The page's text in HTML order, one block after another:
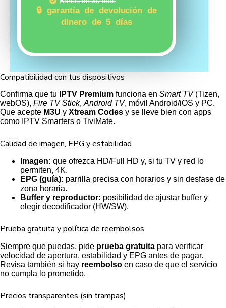
🔒 garantía de devolución de
dinero de 5 días
Compatibilidad con tus dispositivos
Confirma que tu IPTV Premium funciona en Smart TV(Tizen,
webOS), Fire TV Stick, Android TV, móvil Android/iOS y PC.
Que acepte M3U y Xtream Codes y se lleve bien con apps
como IPTV Smarters o TiviMate.
Calidad de imagen, EPG y estabilidad
Imagen: que ofrezca HD/Full HD y, si tu TV y red lo
permiten, 4K.
EPG (guía): parrilla precisa con horarios y sin desfase de
zona horaria.
Buffer y reproductor: posibilidad de ajustar buffer y
elegir decodificador (HW/SW).
Prueba gratuita y política de reembolsos
Siempre que puedas, pide prueba gratuita para verificar
velocidad de apertura, estabilidad y EPG antes de pagar.
Revisa también si hay reembolso en caso de que el servicio
no cumpla lo prometido.
Precios transparentes (sin trampas)